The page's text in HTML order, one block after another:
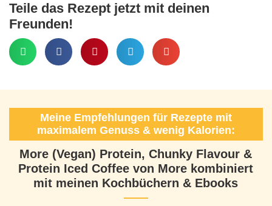
Teile das Rezept jetzt mit deinen
Freunden!
Meine Empfehlungen für Rezepte mit
maximalem Genuss & wenig Kalorien:
More (Vegan) Protein, Chunky Flavour &
Protein Iced Coffee von More kombiniert
mit meinen Kochbüchern & Ebooks